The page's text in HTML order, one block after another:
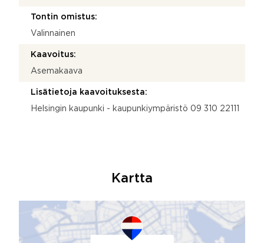
Tontin omistus:
Valinnainen
Kaavoitus:
Asemakaava
Lisätietoja kaavoituksesta:
Helsingin kaupunki - kaupunkiympäristö 09 310 22111
Kartta